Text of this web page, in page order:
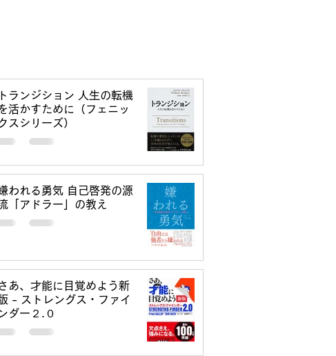
トランジション 人生の転機
活かすために（フェニッ
スシリーズ）
われる勇気 自己啓発の源
「アドラー」の教え
あ、才能に目覚めよう新
- ストレングス・ファイ
ダー２.０